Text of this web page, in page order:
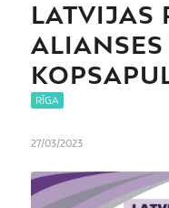
LATVIJAS
ALIANSES
RĪGA
27/03/2023